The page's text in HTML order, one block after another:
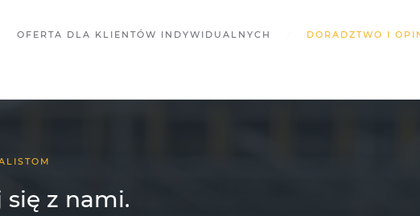
OFERTA DLA KLIENTÓW INDYWIDUALNYCH DORADZTWO I
z nami.